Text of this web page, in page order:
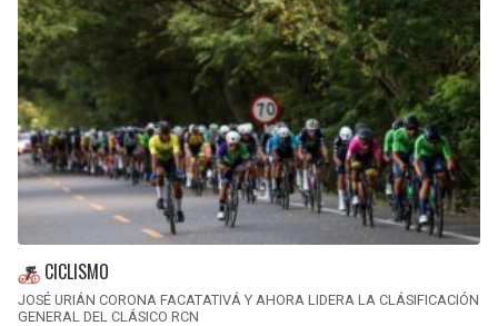
CICLISMO
JOSÉ URIÁN CORONA FACATATIVÁ Y AHORA LIDERA LA CLÁSIFICACIÓN
GENERAL DEL CLÁSICO RCN